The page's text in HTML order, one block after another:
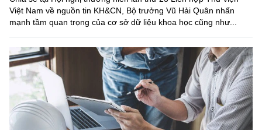
Việt Nam về nguồn tin KH&CN, Bộ trưởng Vũ Hải Quân nhấn
mạnh tầm quan trọng của cơ sở dữ liệu khoa học cũng như...